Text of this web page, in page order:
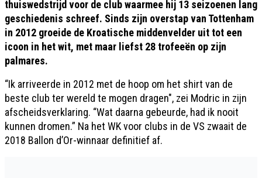
thuiswedstrijd voor de club waarmee hij 13 seizoenen lang
geschiedenis schreef. Sinds zijn overstap van Tottenham
in 2012 groeide de Kroatische middenvelder uit tot een
icoon in het wit, met maar liefst 28 trofeeën op zijn
palmares.
“Ik arriveerde in 2012 met de hoop om het shirt van de
beste club ter wereld te mogen dragen", zei Modric in zijn
afscheidsverklaring. “Wat daarna gebeurde, had ik nooit
kunnen dromen.” Na het WK voor clubs in de VS zwaait de
2018 Ballon d’Or-winnaar definitief af.